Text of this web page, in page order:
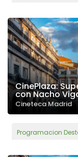
CinePlaza:
con Nacho
Cineteca Madrid
Programacion